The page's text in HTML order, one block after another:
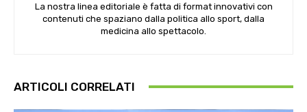
La nostra linea editoriale è fatta di format innovativi con
contenuti che spaziano dalla politica allo sport, dalla
medicina allo spettacolo.
ARTICOLI CORRELATI